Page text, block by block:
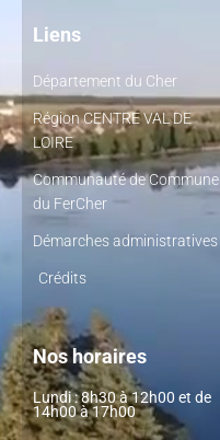
Liens
Département du Cher
Région CENTRE VAL DE
LOIRE
Communauté de Commune
du FerCher
Démarches administratives
Crédits
Nos horaires
Lundi : 8h30 à 12h00 et de
14h00 à 17h00